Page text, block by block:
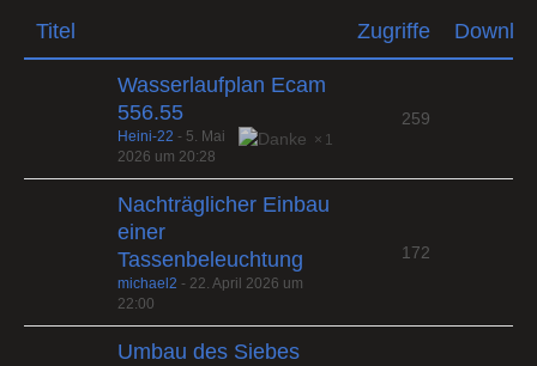
Titel Zugriffe
Wasserlaufplan Ecam
556.55
1
Heini-22 - 5. Mai
2026 um 20:28
259
Nachträglicher Einbau
einer
Tassenbeleuchtung
michael2 - 22. April 2026 um
22:00
172
Umbau des Siebes